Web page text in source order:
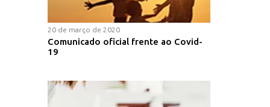
20 de março de 2020
Comunicado oficial frente ao Covid-
19